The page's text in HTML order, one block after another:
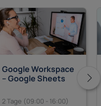
Google Workspace
– Google Sheets
2 Tage (09:00 - 16:00)